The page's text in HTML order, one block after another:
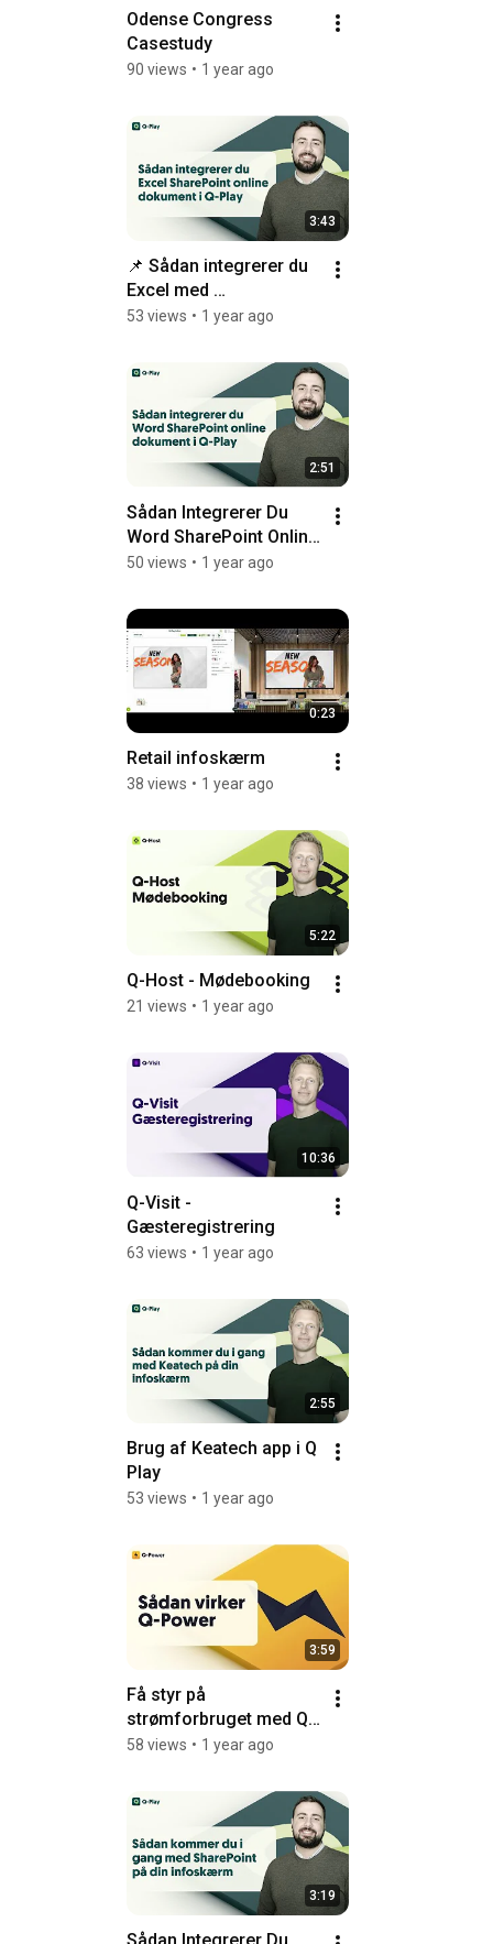
Odense Congress
Casestudy
90 views • 1 year ago
3:43
📌 Sådan integrerer du
Excel med
NordicScreen
53 views • 1 year ago
2:51
Sådan Integrerer Du
Word SharePoint Online
Dokument i Q-Play
50 views • 1 year ago
0:23
Retail infoskærm
38 views • 1 year ago
5:22
Q-Host - Mødebooking
21 views • 1 year ago
10:36
Q-Visit -
Gæsteregistrering
63 views • 1 year ago
2:55
Brug af Keatech app i Q
Play
53 views • 1 year ago
3:59
Få styr på
strømforbruget med Q-
Power
58 views • 1 year ago
3:19